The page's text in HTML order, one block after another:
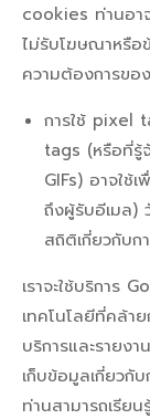
cookies ท่านอา
ไม่รับโฆษณาหรือ
ความต้องการขอ
การใช้ pixel
tags (หรือที่รู้
GIFs) อาจใช้
ถึงผู้รับอีเมล)
สถิติเกี่ยวกับก
เราจะใช้บริการ
เทคโนโลยีที่คล้าย
บริการและรายง
เก็บข้อมูลเกี่ยวกั
ท่านสามารถเรีย